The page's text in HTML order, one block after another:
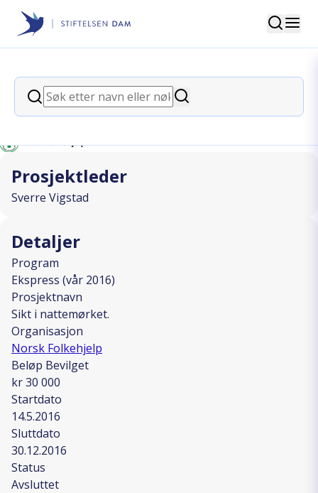
Stiftelsen Dam
Søk
Søk
Søk
back
Sikt i nattemørket.
Prosjektleder
Sverre Vigstad
Detaljer
Program
Ekspress (vår 2016)
Prosjektnavn
Sikt i nattemørket.
Organisasjon
Norsk Folkehjelp
Beløp Bevilget
kr 30 000
Startdato
14.5.2016
Sluttdato
30.12.2016
Status
Avsluttet